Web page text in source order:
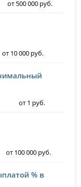
от 500 000 руб.
от 10 000 руб.
от 1 руб.
от 100 000 руб.
% в